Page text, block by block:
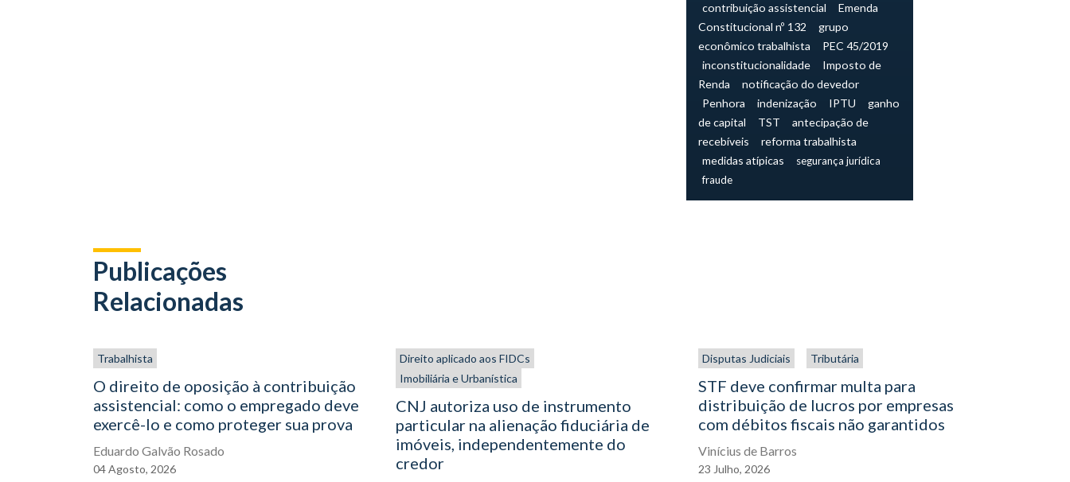
contribuição assistencial
Emenda
Constitucional nº 132
grupo
econômico trabalhista
PEC 45/2019
inconstitucionalidade
Imposto de
Renda
notificação do devedor
Penhora
indenização IPTU
ganho
de capital
TST
antecipação de
recebíveis
reforma trabalhista
medidas atípicas
segurança jurídica
fraude
Publicações
Relacionadas
Trabalhista
O direito de oposição à contribuição
assistencial: como o empregado deve
exercê-lo e como proteger sua prova
Eduardo Galvão Rosado
04Agosto, 2026
Direito aplicado aos FIDCs
Imobiliária e Urbanística
CNJ autoriza uso de instrumento
particular na alienação fiduciária de
imóveis, independentemente do
credor
Disputas Judiciais Tributária
STF deve confirmar multa para
distribuição de lucros por empresas
com débitos fiscais não garantidos
Vinícius de Barros
23 Julho, 2026